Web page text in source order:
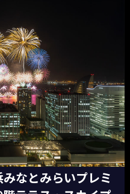
なとみらいプレミ